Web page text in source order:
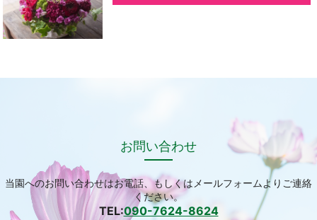
お問い合わせ
当園へのお問い合わせはお電話、もしくはメールフォームよりご連絡
ください。
TEL:090-7624-8624